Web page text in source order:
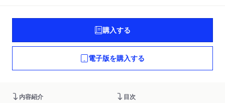
購入する
電子版を購入する
内容紹介 目次